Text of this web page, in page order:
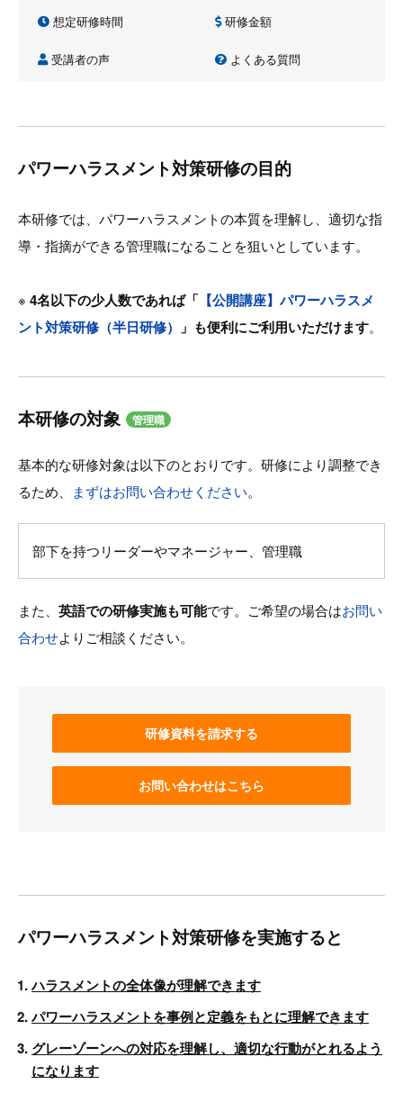
想定研修時間 研修金額
受講者の声 よくある質問
パワーハラスメント対策研修の目的
本研修では、パワーハラスメントの本質を理解し、適切な指
導・指摘ができる管理職になることを狙いとしています。
※ 4名以下の少人数であれば「 【公開講座】パワーハラスメ
ント対策研修（半日研修）
」も便利にご利用いただけます。
本研修の対象 管理職
基本的な研修対象は以下のとおりです。研修により調整でき
るため、
まずはお問い合わせください。
部下を持つリーダーやマネージャー、管理職
また、 英語での研修実施も可能です。ご希望の場合はお問い
合わせよりご相談ください。
研修資料を請求する
お問い合わせはこちら
パワーハラスメント対策研修を実施すると
ハラスメントの全体像が理解できます
パワーハラスメントを事例と定義をもとに理解できます
グレーゾーンへの対応を理解し、適切な行動がとれるよう
になります